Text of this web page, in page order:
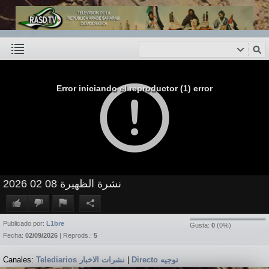
Error iniciando el reproductor (1) error
نشرة الظهيرة 08 02 2026
Gusta: 0 (0%)
Publicado por: L1bre
Fecha: 02/09/2026 | Reprods.: 5
Canales: Telediarios نشرات الاخبار Directo توجيه